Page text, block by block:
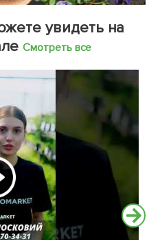
увидеть на
Смотреть все